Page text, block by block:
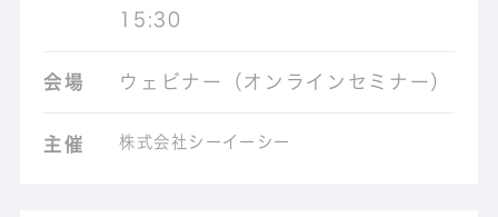
15:30
会場 ウェビナー（オンラインセミナー）
主催 株式会社シーイーシー